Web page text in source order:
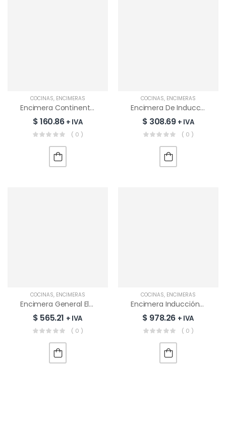
COCINAS, ENCIMERAS
Encimera Continental 5 Quemadores | WQG5298
$160.86 + IVA
( 0 )
COCINAS, ENCIMERAS
Encimera De Inducción RCA 5 Zonas | XFC705I-B1S
$ 308.69 + IVA
( 0 )
COCINAS, ENCIMERAS
Encimera General Electric PGP75TI0 76 Cm | 5 Quemadores
$ 565.21 + IVA
( 0 )
COCINAS, ENCIMERAS
Encimera Inducción General Electric PGP95IVO 90 Cm | 5 Quemadores
$ 978.26 + IVA
( 0 )